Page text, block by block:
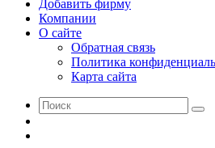
Добавить фирму
Компании
О сайте
Обратная связь
Политика
Карта сайта